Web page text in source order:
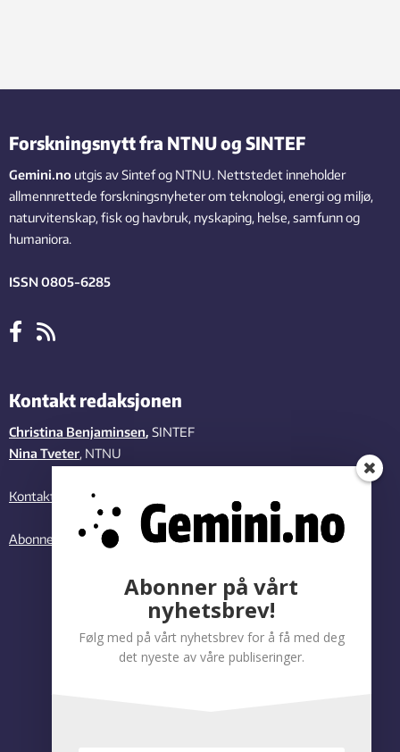
Forskningsnytt fra NTNU og SINTEF
Gemini.no utgis av Sintef og NTNU. Nettstedet inneholder
allmennrettede forskningsnyheter om teknologi, energi og miljø,
naturvitenskap, fisk og havbruk, nyskaping, helse, samfunn og
humaniora.
ISSN 0805-6285
Kontakt redaksjonen
Christina Benjaminsen, SINTEF
Nina Tveter, NTNU
Kontakt oss
Abonner på vårt nyhetsbrev
Abonner på vårt
nyhetsbrev!
Følg med på vårt nyhetsbrev for å få med deg
det nyeste av våre publiseringer.